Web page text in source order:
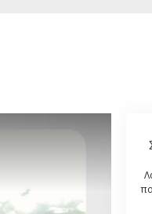
Βοηθήματα για